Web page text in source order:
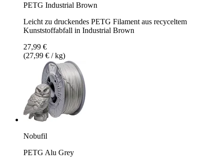
PETG Industrial Brown
Leicht zu druckendes PETG Filament aus recyceltem
Kunststoffabfall in Industrial Brown
27,99 €
(27,99 € / kg)
Nobufil
PETG Alu Grey